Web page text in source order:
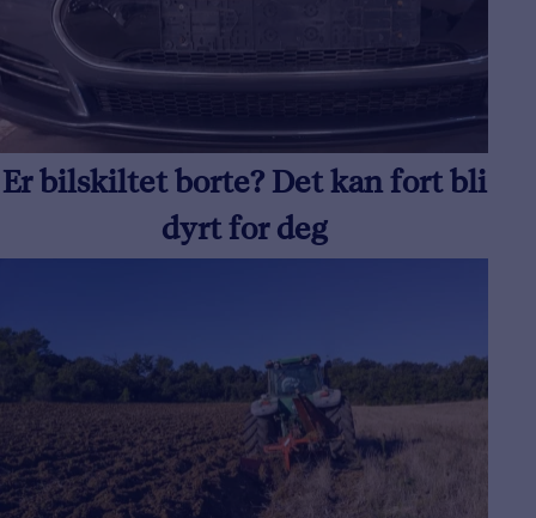
Er bilskiltet borte? Det kan fort bli
dyrt for deg